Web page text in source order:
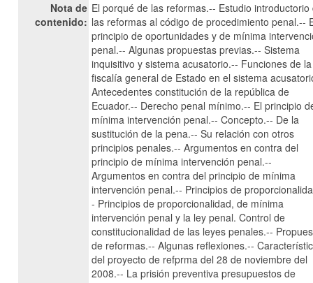
Nota de
contenido:
El porqué de las reformas.-- Estudio introductorio
las reformas al código de procedimiento penal.--
principio de oportunidades y de mínima
penal.-- Algunas propuestas previas.-- Sistema
inquisitivo y sistema acusatorio.-- Funciones de la
fiscalía general de Estado en el sistema
Antecedentes constitución de la república de
Ecuador.-- Derecho penal mínimo.-- El principio
mínima intervención penal.-- Concepto.-- De la
sustitución de la pena.-- Su relación con otros
principios penales.-- Argumentos en contra del
principio de mínima intervención penal.--
Argumentos en contra del principio de mínima
intervención penal.-- Principios de
- Principios de proporcionalidad, de mínima
intervención penal y la ley penal. Control de
constitucionalidad de las leyes penales.--
de reformas.-- Algunas reflexiones.--
del proyecto de refprma del 28 de noviembre del
2008.-- La prisión preventiva presupuestos de